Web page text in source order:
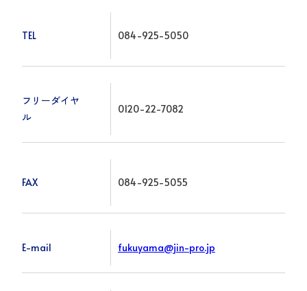
TEL 084-925-5050
フリーダイヤ
ル
0120-22-7082
FAX 084-925-5055
E-mail fukuyama@jin-pro.jp